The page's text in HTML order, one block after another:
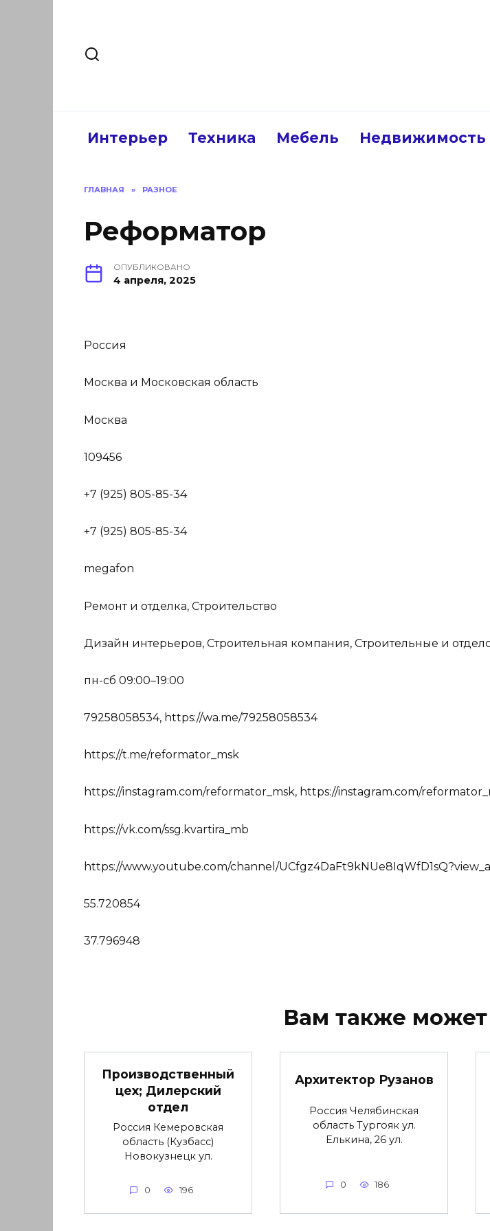
Интерьер Техника Мебель Недвижимость
ГЛАВНАЯ » РАЗНОЕ
Реформатор
ОПУБЛИКОВАНО
4 апреля, 2025
Россия
Москва и Московская область
Москва
109456
+7 (925) 805-85-34
+7 (925) 805-85-34
megafon
Ремонт и отделка, Строительство
Дизайн интерьеров, Строительная компания, Строительные и
пн-сб 09:00–19:00
79258058534, https://wa.me/79258058534
https://t.me/reformator_msk
https://instagram.com/reformator_msk, https://instagram.com/
https://vk.com/ssg.kvartira_mb
https://www.youtube.com/channel/
55.720854
37.796948
Вам также может
Производственный
цех; Дилерский
отдел
Россия Кемеровская
область (Кузбасс)
Новокузнецк ул.
0 196
Архитектор Рузанов
Россия Челябинская
область Тургояк ул.
Елькина, 26 ул.
0 186